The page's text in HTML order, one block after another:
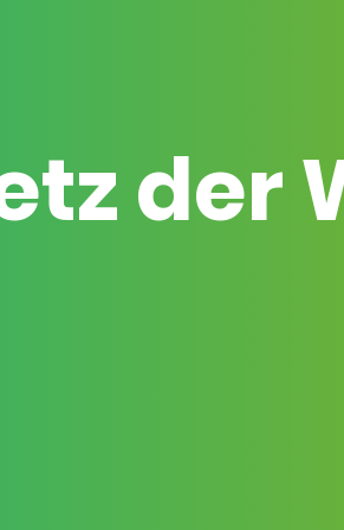
der